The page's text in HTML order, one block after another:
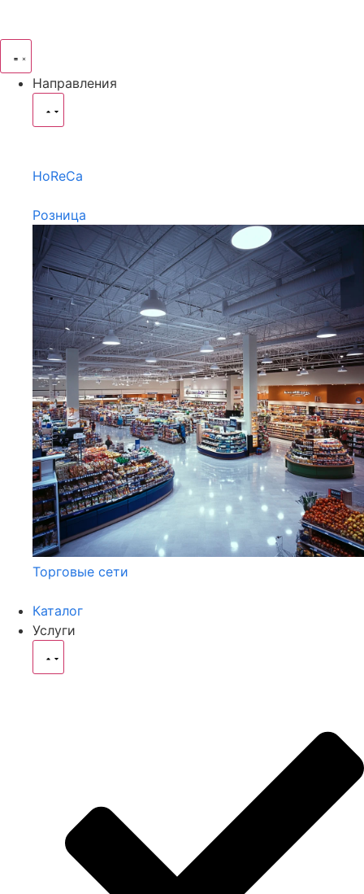
Направления
HoReCa
Розница
Торговые сети
Каталог
Услуги